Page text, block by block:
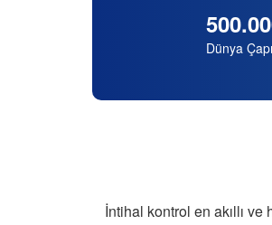
Dünya
İntihal kontrol en akıllı